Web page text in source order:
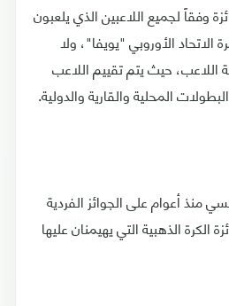
وفقاً لجميع اللاعبين الذي يلعبون
الاتحاد الأوروبي "يويفا"، ولا
اللاعب، حيث يتم تقييم اللاعب
المحلية والقارية والدولية.
منذ أعوام على الجوائز الفردية
الكرة الذهبية التي يهيمنان عليها